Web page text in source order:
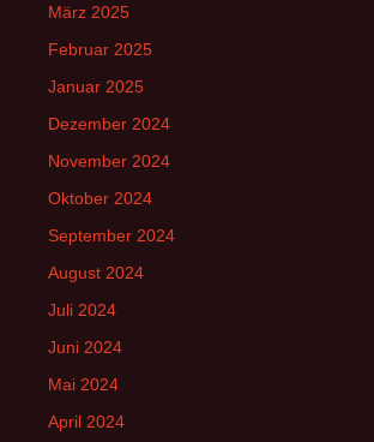
März 2025
Februar 2025
Januar 2025
Dezember 2024
November 2024
Oktober 2024
September 2024
August 2024
Juli 2024
Juni 2024
Mai 2024
April 2024